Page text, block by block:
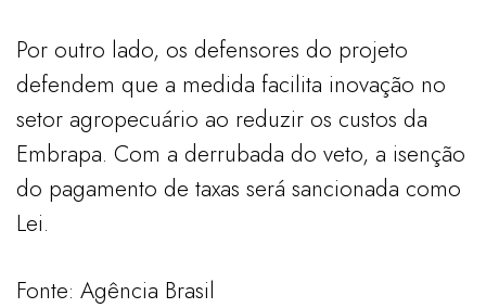
Por outro lado, os defensores do projeto
defendem que a medida facilita inovação no
setor agropecuário ao reduzir os custos da
Embrapa. Com a derrubada do veto, a isenção
do pagamento de taxas será sancionada como
Lei.
Fonte: Agência Brasil